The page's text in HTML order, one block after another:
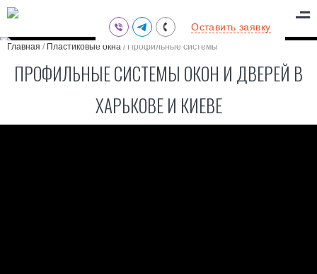
(095) 711-77-47
(097) 773-73-71
Оставить заявку
Главная / Пластиковые окна / Профильные системы
ПРОФИЛЬНЫЕ СИСТЕМЫ ОКОН И ДВЕРЕЙ В
ХАРЬКОВЕ И КИЕВЕ